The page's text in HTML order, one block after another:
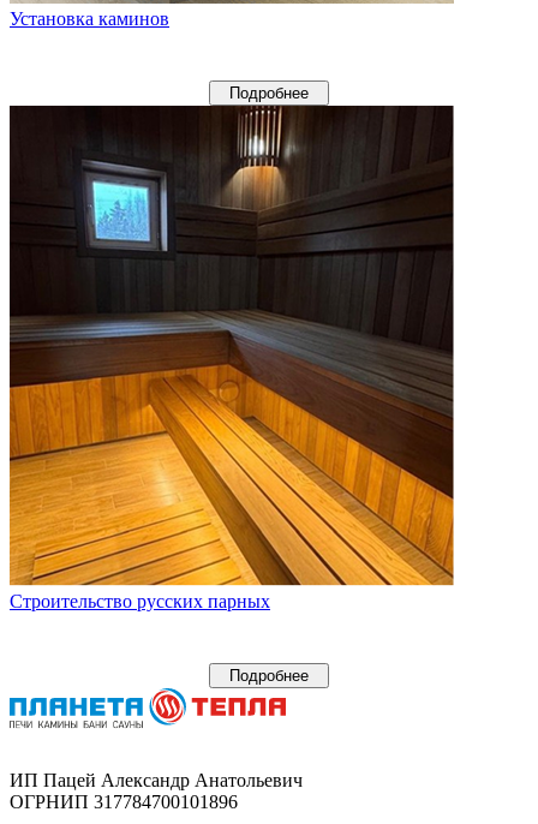
Установка каминов
Подробнее
Строительство русских парных
Подробнее
ИП Пацей Александр Анатольевич
ОГРНИП 317784700101896